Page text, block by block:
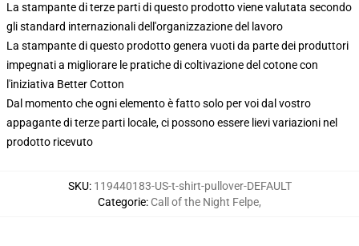
La stampante di terze parti di questo prodotto viene valutata secondo
gli standard internazionali dell'organizzazione del lavoro
La stampante di questo prodotto genera vuoti da parte dei produttori
impegnati a migliorare le pratiche di coltivazione del cotone con
l'iniziativa Better Cotton
Dal momento che ogni elemento è fatto solo per voi dal vostro
appagante di terze parti locale, ci possono essere lievi variazioni nel
prodotto ricevuto
SKU: 119440183-US-t-shirt-pullover-DEFAULT
Categorie: Call of the Night Felpe,